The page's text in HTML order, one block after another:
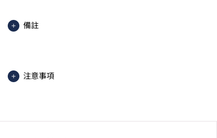
備註
注意事項
分校／上課地點。